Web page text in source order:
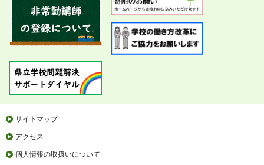
サイトマップ
アクセス
個人情報の取扱いについて